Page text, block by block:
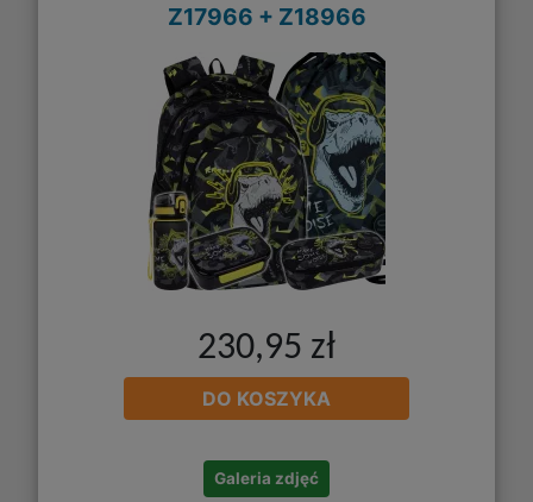
Z17966 + Z18966
230,95 zł
DO KOSZYKA
Galeria zdjęć